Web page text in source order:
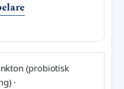
(probiotisk
·